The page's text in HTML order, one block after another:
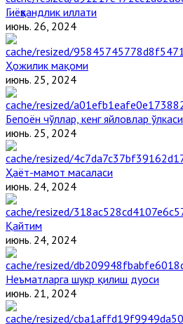
Гиёҳвандлик иллати
июнь. 26, 2024
Ҳожилик мақоми
июнь. 25, 2024
Бепоён чўллар, кенг яйловлар ўлкаси
июнь. 25, 2024
Ҳаёт-мамот масаласи
июнь. 24, 2024
Қайтим
июнь. 24, 2024
Неъматларга шукр қилиш дуоси
июнь. 21, 2024